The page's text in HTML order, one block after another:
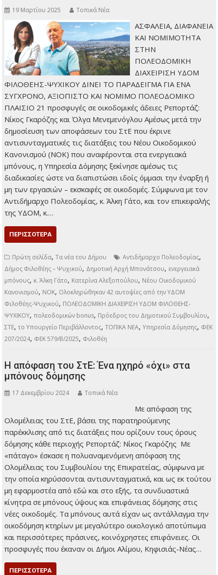
19 Μαρτίου 2025 Τοπικά Νέα
ΑΣΦΑΛΕΙΑ, ΔΙΑΦΑΝΕΙΑ
ΚΑΙ ΝΟΜΙΜΟΤΗΤΑ
ΣΤΗΝ
ΠΟΛΕΟΔΟΜΙΚΗ
ΔΙΑΧΕΙΡΙΣΗ ΥΔΟΜ
ΦΙΛΟΘΕΗΣ-ΨΥΧΙΚΟΥ ΔΙΝΕΙ ΤΟ ΠΑΡΑΔΕΙΓΜΑ ΓΙΑ ΕΝΑ
ΣΥΓΧΡΟΝΟ, ΑΞΙΟΠΙΣΤΟ ΚΑΙ ΝΟΜΙΜΟ ΠΟΛΕΟΔΟΜΙΚΟ
ΠΛΑΙΣΙΟ 21 προσφυγές σε οικοδομικές άδειες Ρεπορτάζ:
Νίκος Γκαρόζης και Όλγα Μενεμενόγλου Αμέσως μετά την
δημοσίευση των αποφάσεων του ΣτΕ που έκρινε
αντισυνταγματικές τις διατάξεις του Νέου Οικοδομικού
Κανονισμού (ΝΟΚ) που αναφέρονται στα ενεργειακά
μπόνους, η Υπηρεσία Δόμησης ξεκίνησε αμέσως τις
διαδικασίες ώστε να διαπιστώσει ιδοίς όμμασι την έναρξη ή
μη των εργασιών – εκσκαφές σε οικοδομές. Σύμφωνα με τον
Αντιδήμαρχο Πολεοδομίας, κ. Άλκη Γάτο, και τον επικεφαλής
της ΥΔΟΜ, κ.…
ΠΕΡΙΣΣΌΤΕΡΑ
Πρώτη σελίδα,Τα νέα του Δήμου Αντιδήμαρχο Πολεοδομίας,
Δήμος Φιλοθέης – Ψυχικού, Δημοτική Αρχή Μπονάτσου, ενεργειακά
μπόνους, κ. Άλκη Γάτο, Κατερίνα Αλεξοπούλου, Νέου Οικοδομικού
Κανονισμού, ΝΟΚ, Ολοκληρώθηκαν 42 αυτοψίες από την ΥΔΟΜ
Φιλοθέης-Ψυχικού, ΠΟΛΕΟΔΟΜΙΚΗ ΔΙΑΧΕΙΡΙΣΗ ΥΔΟΜ ΦΙΛΟΘΕΗΣ-
ΨΥΧΙΚΟΥ,πολεοδομικών bonus, Πρόεδρος του Δημοτικού Συμβουλίου,
ΣΤΕ,το Υπουργείο Περιβάλλοντος,ΤΟΠΙΚΑ ΝΕΑ,Υπηρεσία Δόμησης, ΦΕΚ
207/2024, ΦΕΚ 579/Β/2025, Φιλοθέη
Η απόφαση του ΣτΕ: Ένα ηχηρό «όχι» στα
μπόνους δόμησης
17 Δεκεμβρίου 2024 Τοπικά Νέα
Με απόφαση της
Ολομέλειας του ΣτΕ,
βάσει της
παρατηρούμενης
παρέκκλισης από τις
διατάξεις που ορίζουν
τους όρους δόμησης
κάθε περιοχής Ρεπορτάζ: Νίκος Γκαρόζης Με «πάταγο»
έσκασε η πολυαναμενόμενη απόφαση της Ολομέλειας του
Συμβουλίου της Επικρατείας, σύμφωνα με την οποία
κηρύσσονται αντισυνταγματικά, και ως εκ τούτου μη
εφαρμοστέα από εδώ και στο εξής, τα συνδυαστικά κίνητρα
σε μπόνους ύψους και επιφάνειας δόμησης στις νέες
οικοδομές. Τα μπόνους αυτά είχαν ως αντάλλαγμα την
οικοδόμηση κτηρίων με μεγαλύτερο οικολογικό αποτύπωμα